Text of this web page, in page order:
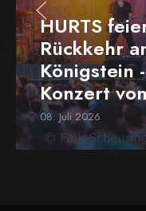
HURTS
Rückkehr
Königstein
Konzert
08. Juli 2026